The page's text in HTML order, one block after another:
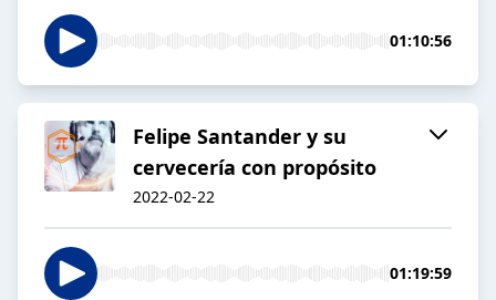
01:10:56
Felipe Santander y su
cervecería con propósito
2022-02-22
01:19:59